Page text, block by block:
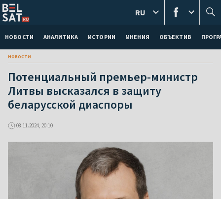
НОВОСТИ АНАЛИТИКА ИСТОРИИ МНЕНИЯ ОБЪЕКТИВ
RU
новости
Потенциальный премьер-министр
Литвы высказался в защиту
беларусской диаспоры
08.11.2024, 20:10